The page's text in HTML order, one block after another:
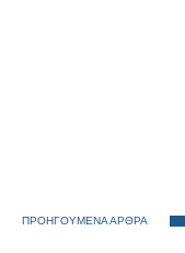
ΠΡΟΗΓΟΥΜΕΝΑ ΑΡΘΡΑ